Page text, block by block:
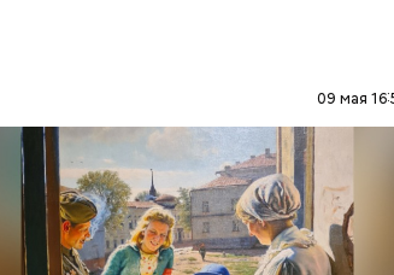
09 мая